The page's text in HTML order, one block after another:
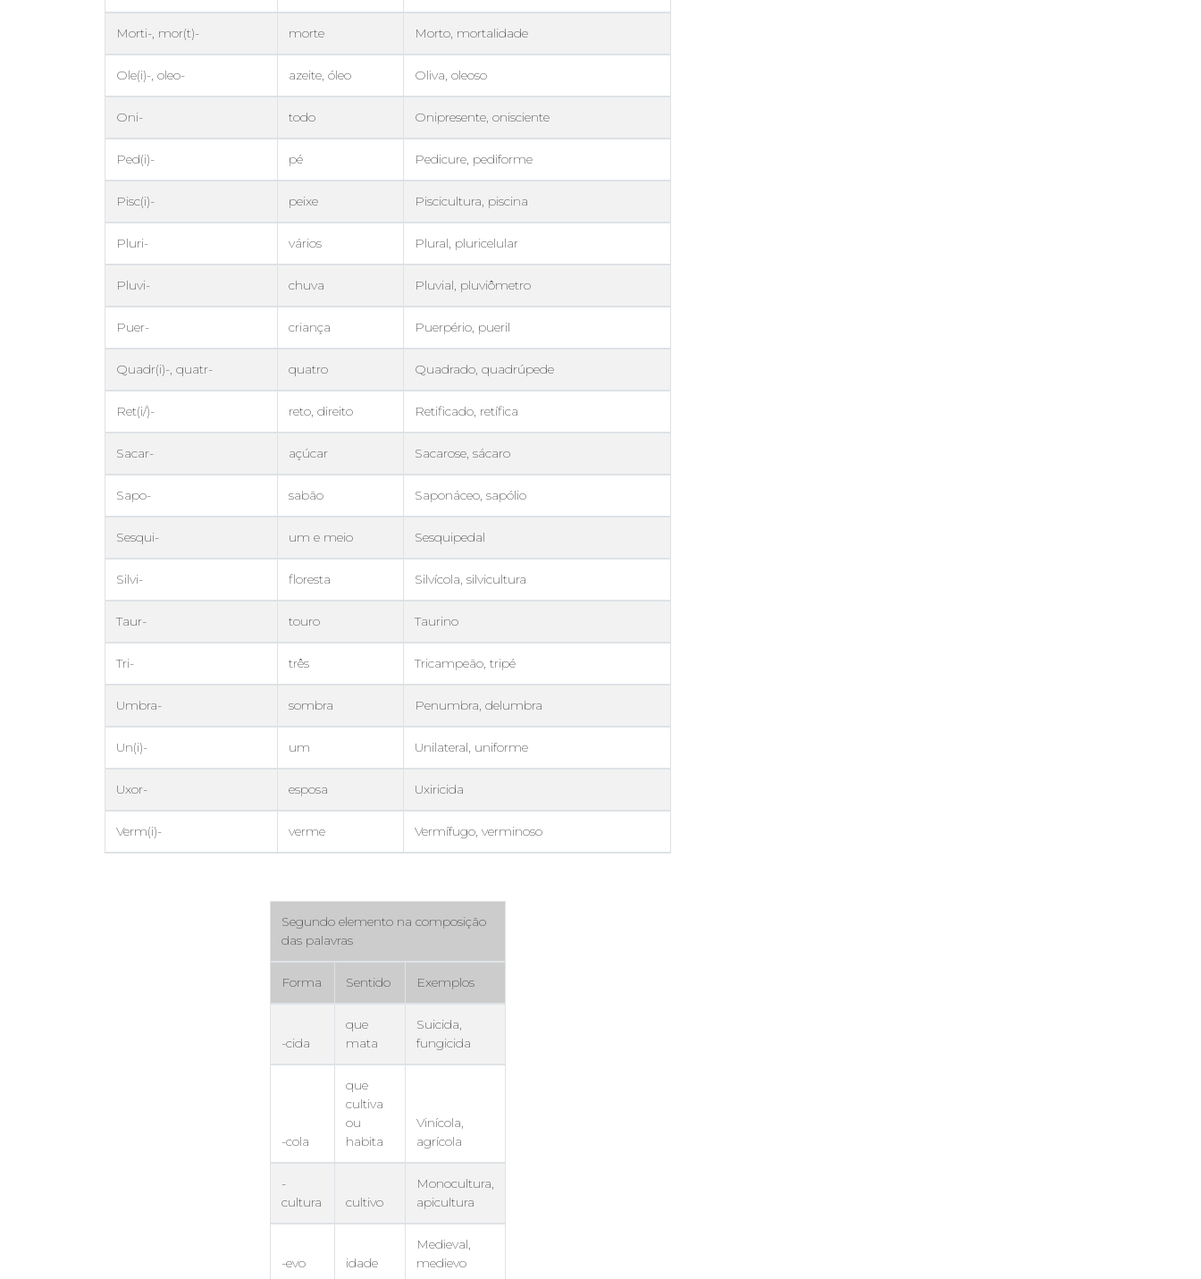
Morti-, mor(t)- morte Morto, mortalidade
Ole(i)-, oleo- azeite, óleo Oliva, oleoso
Oni- todo Onipresente, onisciente
Ped(i)- pé Pedicure, pediforme
Pisc(i)- peixe Piscicultura, piscina
Pluri- vários Plural, pluricelular
Pluvi- chuva Pluvial, pluviômetro
Puer- criança Puerpério, pueril
Quadr(i)-, quatr- quatro Quadrado, quadrúpede
Ret(i/)- reto, direito Retificado, retífica
Sacar- açúcar Sacarose, sácaro
Sapo- sabão Saponáceo, sapólio
Sesqui- um e meio Sesquipedal
Silvi- floresta Silvícola, silvicultura
Taur- touro Taurino
Tri- três Tricampeão, tripé
Umbra- sombra Penumbra, delumbra
Un(i)- um Unilateral, uniforme
Uxor- esposa Uxiricida
Verm(i)- verme Vermífugo, verminoso
Segundo elemento na composição
das palavras
Forma Sentido Exemplos
-cida
que
mata
Suicida,
fungicida
-cola
que
cultiva
ou
habita
Vinícola,
agrícola
-
cultura
cultivo
Monocultura,
apicultura
-evo idade
Medieval,
medievo